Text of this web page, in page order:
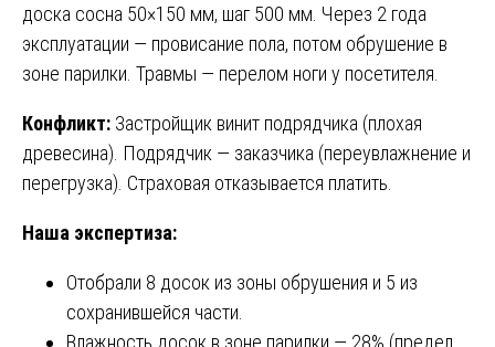
доска сосна 50×150 мм, шаг 500 мм. Через 2 года
эксплуатации — провисание пола, потом обрушение в
зоне парилки. Травмы — перелом ноги у посетителя.
Конфликт: Застройщик винит подрядчика (плохая
древесина). Подрядчик — заказчика (переувлажнение и
перегрузка). Страховая отказывается платить.
Наша экспертиза:
Отобрали 8 досок из зоны обрушения и 5 из
сохранившейся части.
Влажность досок в зоне парилки — 28% (предел